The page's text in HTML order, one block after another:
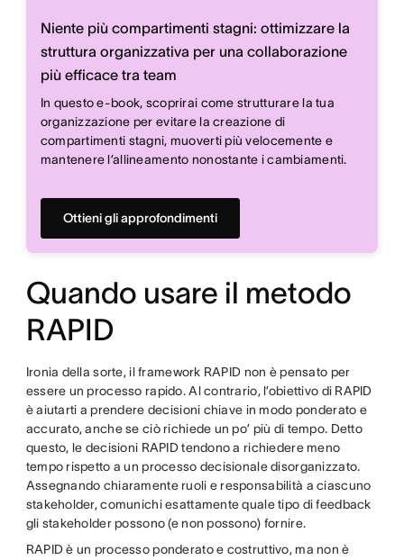
Niente più compartimenti stagni: ottimizzare la
struttura organizzativa per una collaborazione
più efficace tra team
In questo e-book, scoprirai come strutturare la tua
organizzazione per evitare la creazione di
compartimenti stagni, muoverti più velocemente e
mantenere l’allineamento nonostante i cambiamenti.
Ottieni gli approfondimenti
Quando usare il metodo
RAPID
Ironia della sorte, il framework RAPID non è pensato per
essere un processo rapido. Al contrario, l’obiettivo di RAPID
è aiutarti a prendere decisioni chiave in modo ponderato e
accurato, anche se ciò richiede un po’ più di tempo. Detto
questo, le decisioni RAPID tendono a richiedere meno
tempo rispetto a un processo decisionale disorganizzato.
Assegnando chiaramente ruoli e responsabilità a ciascuno
stakeholder, comunichi esattamente quale tipo di feedback
gli stakeholder possono (e non possono) fornire.
RAPID è un processo ponderato e costruttivo, ma non è